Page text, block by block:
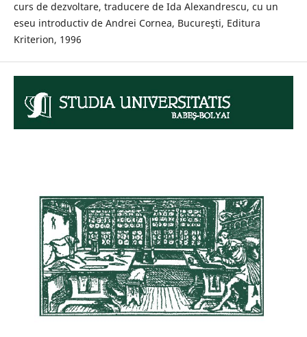
curs de dezvoltare, traducere de Ida Alexandrescu, cu un
eseu introductiv de Andrei Cornea, Bucureşti, Editura
Kriterion, 1996